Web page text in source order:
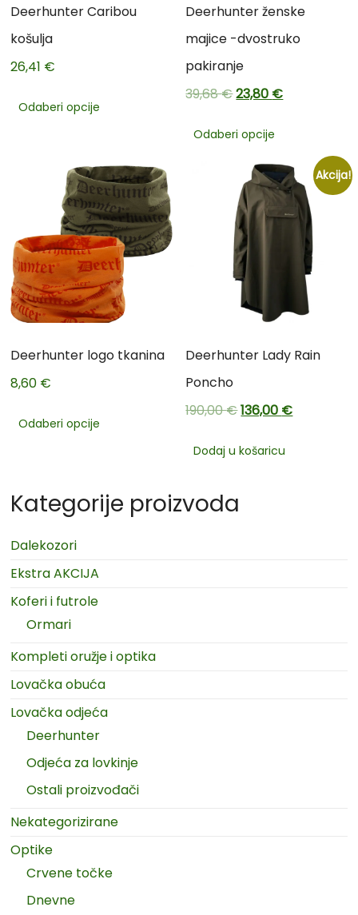
Deerhunter Caribou
košulja
26,41 €
Odaberi opcije
Deerhunter ženske
majice -dvostruko
pakiranje
39,68€23,80 €
Odaberi opcije
Deerhunter logo tkanina
8,60 €
Odaberi opcije
Akcija!
Deerhunter Lady Rain
Poncho
190,00€136,00 €
Dodaj u košaricu
Kategorije proizvoda
Dalekozori
Ekstra AKCIJA
Koferi i futrole
Ormari
Kompleti oružje i optika
Lovačka obuća
Lovačka odjeća
Deerhunter
Odjeća za lovkinje
Ostali proizvođači
Nekategorizirane
Optike
Crvene točke
Dnevne